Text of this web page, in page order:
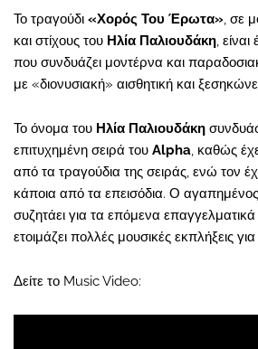
Το τραγούδι «Χορός Του Έρωτα», σε
και στίχους του Ηλία Παλιουδάκη,
που συνδυάζει μοντέρνα και
με «διονυσιακή» αισθητική και
Το όνομα του Ηλία Παλιουδάκη
επιτυχημένη σειρά του Alpha, καθώς
από τα τραγούδια της σειράς, ενώ τον
κάποια από τα επεισόδια. Ο
συζητάει για τα επόμενα επαγγελματικά
ετοιμάζει πολλές μουσικές εκπλήξεις
Δείτε το Music Video: